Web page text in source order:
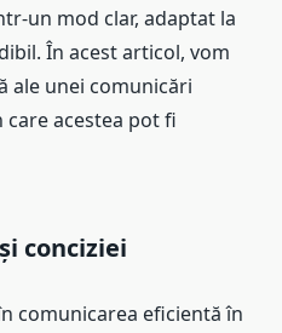
un mod clar, adaptat la
În acest articol, vom
ale unei comunicări
care acestea pot fi
conciziei
comunicarea eficientă în